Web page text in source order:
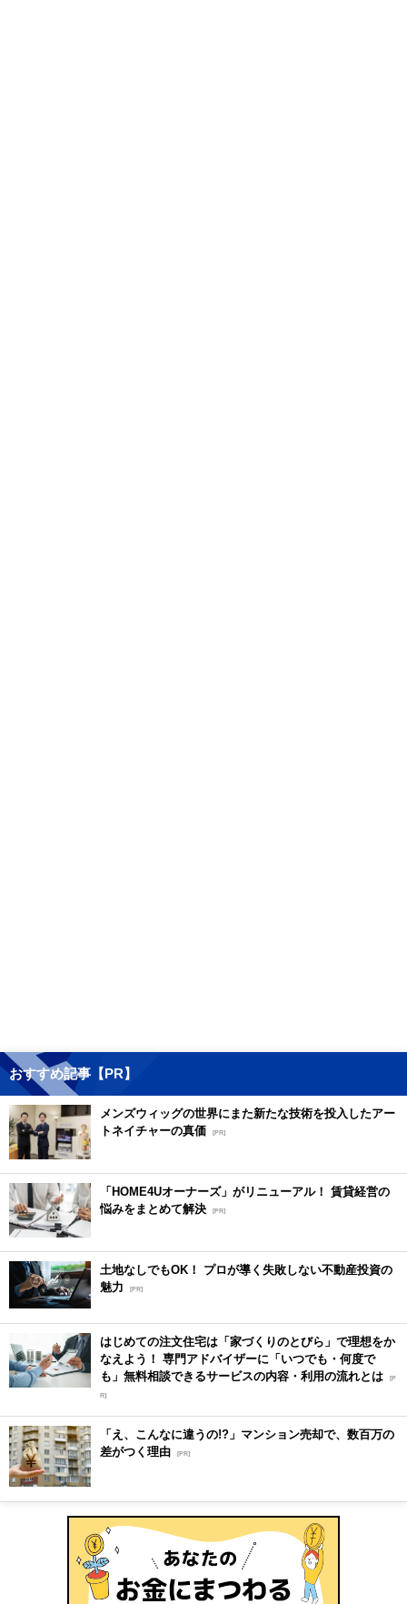
おすすめ記事【PR】
メンズウィッグの世界にまた新たな技術を投入したアー
トネイチャーの真価 [PR]
「HOME4Uオーナーズ」がリニューアル！ 賃貸経営の
悩みをまとめて解決 [PR]
土地なしでもOK！ プロが導く失敗しない不動産投資の
魅力
[PR]
はじめての注文住宅は「家づくりのとびら」で理想をか
なえよう！ 専門アドバイザーに「いつでも・何度で
も」無料相談できるサービスの内容・利用の流れとは [P
R]
「え、こんなに違うの!?」マンション売却で、数百万の
差がつく理由 [PR]